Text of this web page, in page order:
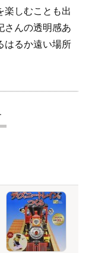
楽しむことも出
さんの透明感あ
はるか遠い場所